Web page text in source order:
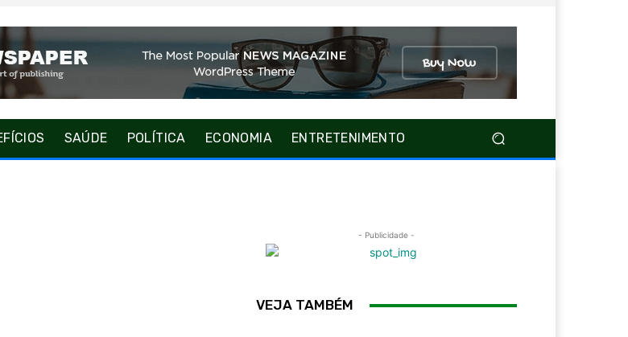
SAÚDE POLÍTICA ECONOMIA ENTRETENIMENTO
- Publicidade -
VEJA TAMBÉM